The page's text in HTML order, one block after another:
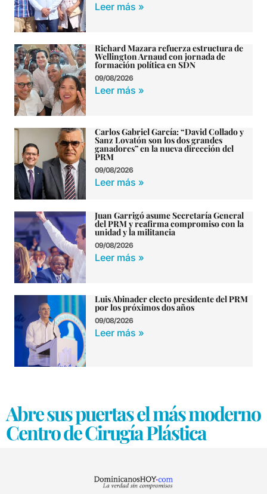
Leer más »
Richard Mazara refuerza estructura de
Wellington Arnaud con jornada de
formación política en SDN
09/08/2026
Leer más »
Carlos Gabriel García: “David Collado y
Sanz Lovatón son los dos grandes
ganadores” en la nueva dirección del
PRM
09/08/2026
Leer más »
Juan Garrigó asume Secretaría General
del PRM y reafirma compromiso con la
unidad y la militancia
09/08/2026
Leer más »
Luis Abinader electo presidente del PRM
por los próximos dos años
09/08/2026
Leer más »
Abre sus puertas el más moderno
Centro de Cirugía Plástica